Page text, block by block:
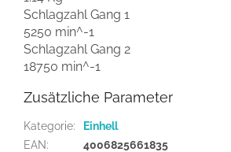
Schlagzahl Gang 1
5250 min^-1
Schlagzahl Gang 2
18750 min^-1
Zusätzliche Parameter
Kategorie:
Einhell
EAN: 4006825661835